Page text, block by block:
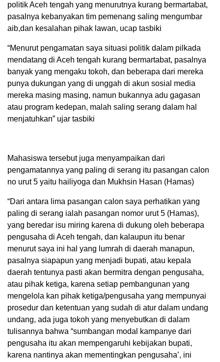
politik Aceh tengah yang menurutnya kurang bermartabat,
pasalnya kebanyakan tim pemenang saling mengumbar
aib,dan kesalahan pihak lawan, ucap tasbiki
“Menurut pengamatan saya situasi politik dalam pilkada
mendatang di Aceh tengah kurang bermartabat, pasalnya
banyak yang mengaku tokoh, dan beberapa dari mereka
punya dukungan yang di unggah di akun sosial media
mereka masing masing, namun bukannya adu gagasan
atau program kedepan, malah saling serang dalam hal
menjatuhkan” ujar tasbiki
Mahasiswa tersebut juga menyampaikan dari
pengamatannya yang paling di serang itu pasangan calon
no urut 5 yaitu hailiyoga dan Mukhsin Hasan (Hamas)
“Dari antara lima pasangan calon saya perhatikan yang
paling di serang ialah pasangan nomor urut 5 (Hamas),
yang beredar isu miring karena di dukung oleh beberapa
pengusaha di Aceh tengah, dan kalaupun itu benar
menurut saya ini hal yang lumrah di daerah manapun,
pasalnya siapapun yang menjadi bupati, atau kepala
daerah tentunya pasti akan bermitra dengan pengusaha,
atau pihak ketiga, karena setiap pembangunan yang
mengelola kan pihak ketiga/pengusaha yang mempunyai
prosedur dan ketentuan yang sudah di atur dalam undang
undang, ada juga tokoh yang menyebutkan di dalam
tulisannya bahwa “sumbangan modal kampanye dari
pengusaha itu akan mempengaruhi kebijakan bupati,
karena nantinya akan mementingkan pengusaha’, ini